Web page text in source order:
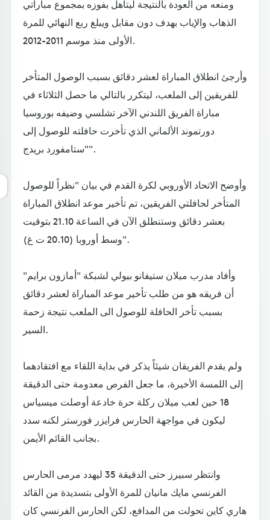
ومنعه من العودة بالنتيجة ليتأهل بفوزه بمجموع مباراتي
الذهاب والإياب بهدف دون مقابل ويبلغ ربع النهائي للمرة
الأولى منذ موسم 2011-2012.
وأرجئ انطلاق المباراة لعشر دقائق بسبب الوصول المتأخر
للفريقين إلى الملعب، ليتكرر بالتالي ما حصل الثلاثاء في
مباراة الفريق اللندني الآخر تشلسي وضيفه بوروسيا
دورتموند الألماني الذي تأخرت حافلته للوصول إلى
"ستامفورد بريدج".
وأوضح الاتحاد الأوروبي لكرة القدم في بيان "نظراً للوصول
المتأخر لحافلتي الفريقين، تم تأخير موعد انطلاق المباراة
بعشر دقائق وستنطلق الآن في الساعة 21.10 بتوقيت
وسط أوروبا (20.10 ت غ)".
وأفاد مدرب ميلان ستيفانو بيولي لشبكة "أمازون برايم"
أن فريقه هو من طلب تأخير موعد المباراة لعشر دقائق
بسبب تأخر الحافلة للوصول الى الملعب نتيجة زحمة
السير.
ولم يقدم الفريقان شيئاً يذكر في بداية اللقاء مع افتقادهما
إلى اللمسة الأخيرة، ما جعل الفرص معدومة حتى الدقيقة
18 حين لعب ميلان ركلة حرة خادعة أوصلت ميسياس
ليكون في مواجهة الحارس فرايزر فورستر لكنه سدد
بجانب القائم الأيمن.
وانتظر سبيرز حتى الدقيقة 35 ليهدد مرمى الحارس
الفرنسي مايك مانيان للمرة الأولى بتسديدة من القائد
هاري كاين تحولت من المدافع، لكن الحارس الفرنسي كان